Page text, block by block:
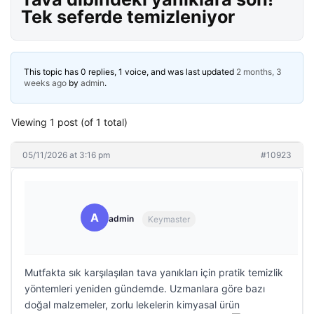
Tek seferde temizleniyor
This topic has 0 replies, 1 voice, and was last updated 2 months, 3
weeks ago by admin.
Viewing 1 post (of 1 total)
05/11/2026 at 3:16 pm #10923
A admin Keymaster
Mutfakta sık karşılaşılan tava yanıkları için pratik temizlik
yöntemleri yeniden gündemde. Uzmanlara göre bazı
doğal malzemeler, zorlu lekelerin kimyasal ürün